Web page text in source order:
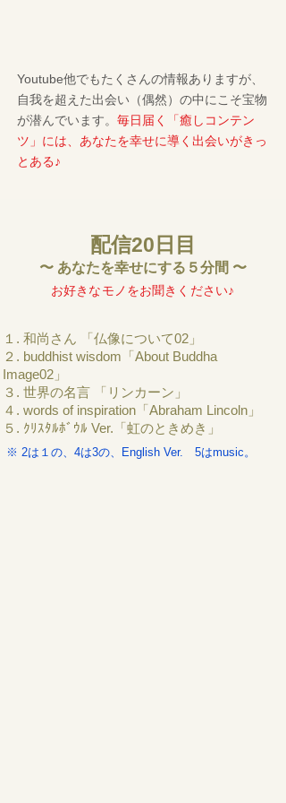
Youtube他でもたくさんの情報ありますが、
自我を超えた出会い（偶然）の中にこそ宝物
が潜んでいます。 毎日届く「癒しコンテン
ツ」には、あなたを幸せに導く出会いがきっ
とある♪
配信20日目
〜 あなたを幸せにする５分間 〜
​お好きなモノをお聞きください♪
１. 和尚さん 「仏像について02」
２. buddhist wisdom「About Buddha
Image02」
３. 世界の名言 「リンカーン」
４. words of inspiration「Abraham Lincoln」
５. ｸﾘｽﾀﾙﾎﾞｳﾙ Ver.「虹のときめき」
※ 2は１の、4は3の、English Ver. 5はmusic。